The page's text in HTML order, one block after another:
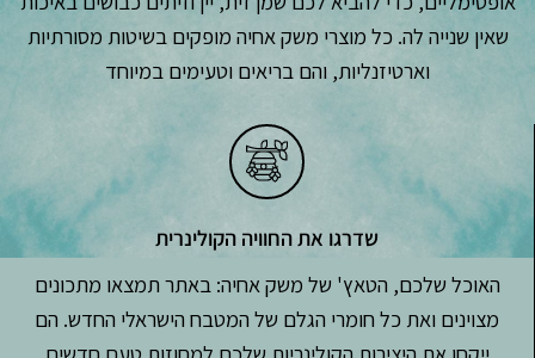
שאין שנייה לה. כל מוצרי משק אחיה מופקים בשיטות מסורתיות
וארטיזנליות, והם בריאים וטעימים במיוחד
שדרגו את החוויה הקולינרית
האוכל שלכם, הטאץ' של משק אחיה: באתר תמצאו מתכונים
מצוינים ואת כל חומרי הגלם של המטבח הישראלי החדש. הם